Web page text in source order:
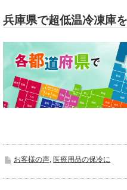
兵庫県で超低温冷凍庫
お客様の声, 医療用品の保冷に